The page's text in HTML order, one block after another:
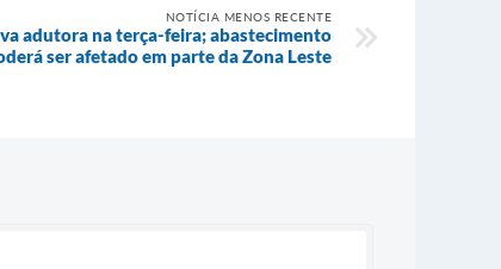
NOTÍCIA MENOS RECENTE
adutora na terça-feira; abastecimento
ser afetado em parte da Zona Leste